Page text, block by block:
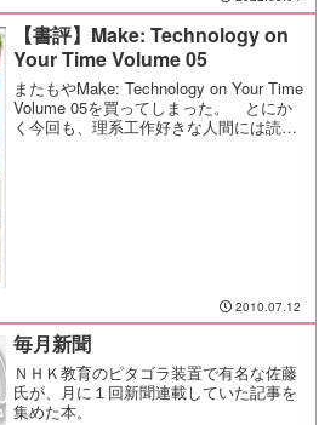
【書評】Make: Technology on
Your Time Volume 05
またもやMake: Technology on Your Time
Volume 05を買ってしまった。 とにか
く今回も、理系工作好きな人間には読み
2010.07.12
毎月新聞
ＮＨＫ教育のピタゴラ装置で有名な佐藤
氏が、月に１回新聞連載していた記事を
集めた本。